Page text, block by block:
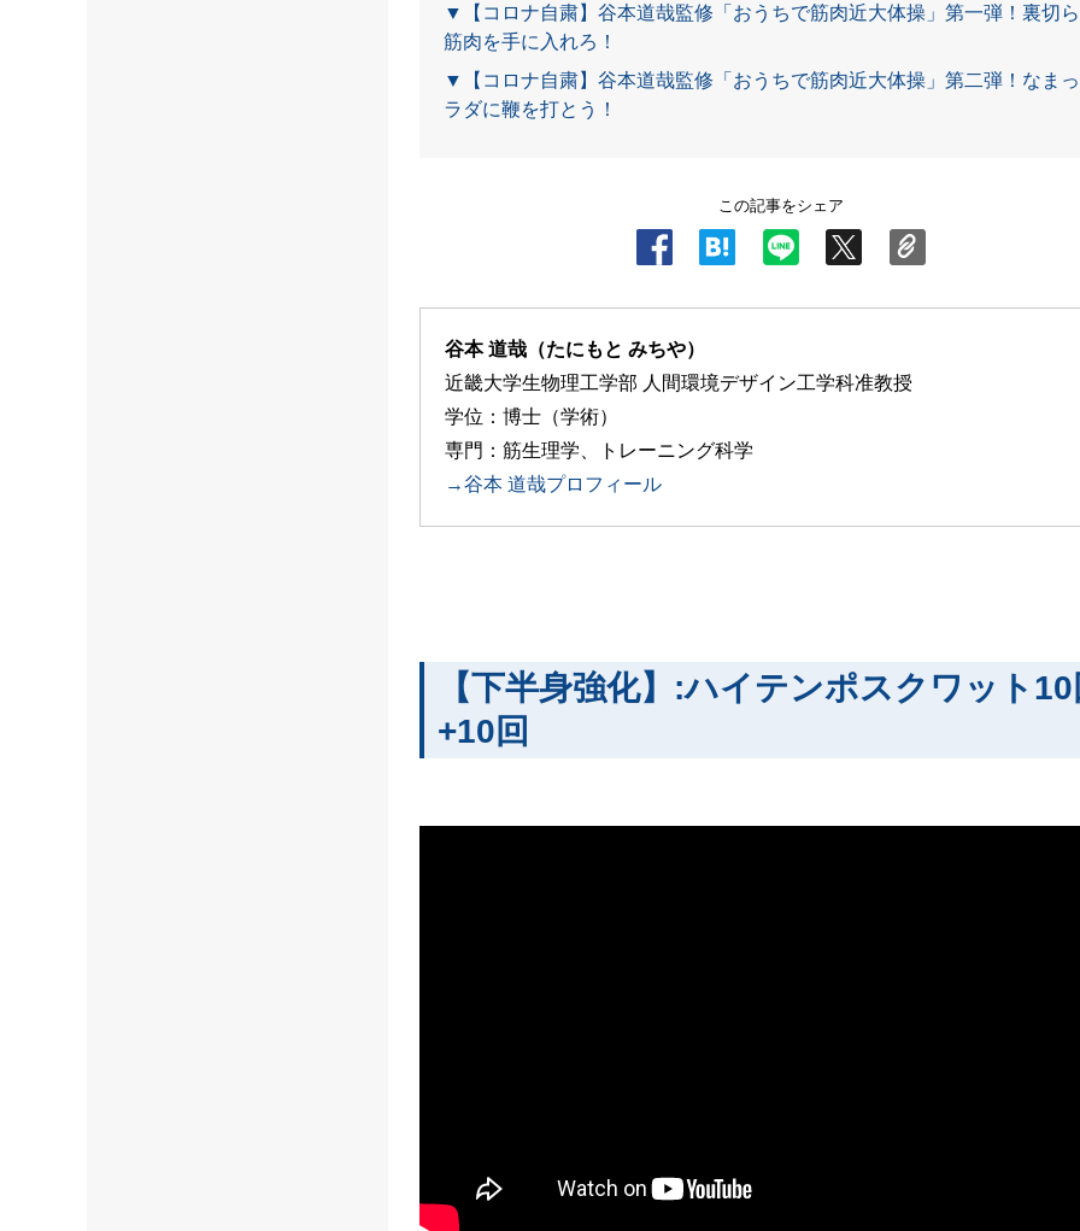
▼【コロナ自粛】谷本道哉監修「おうちで筋肉近大体操」第一弾！裏切
筋肉を手に入れろ！
▼【コロナ自粛】谷本道哉監修「おうちで筋肉近大体操」第二弾！なま
ラダに鞭を打とう！
この記事をシェア
谷本 道哉（たにもと みちや）
近畿大学生物理工学部 人間環境デザイン工学科准教授
学位：博士（学術）
専門：筋生理学、トレーニング科学
→谷本 道哉プロフィール
【下半身強化】:ハイテンポスクワット
+10回